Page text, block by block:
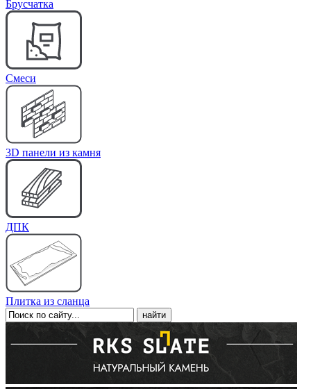
Брусчатка
Cмеси
3D панели из камня
ДПК
Плитка из сланца